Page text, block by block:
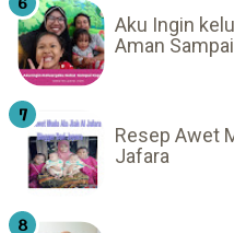
Aku Ingin
Aman
Resep Awet
Jafara